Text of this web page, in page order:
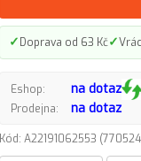
✓Doprava od 63 Kč✓
Eshop: na dotaz
Prodejna: na dotaz
Kód: A22191062553